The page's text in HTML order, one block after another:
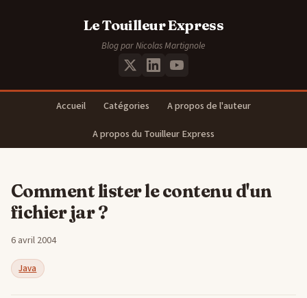
Le Touilleur Express
Blog par Nicolas Martignole
Accueil Catégories
A propos de l'auteur
A propos du Touilleur Express
Comment lister le contenu d'un
fichier jar ?
6 avril 2004
Java